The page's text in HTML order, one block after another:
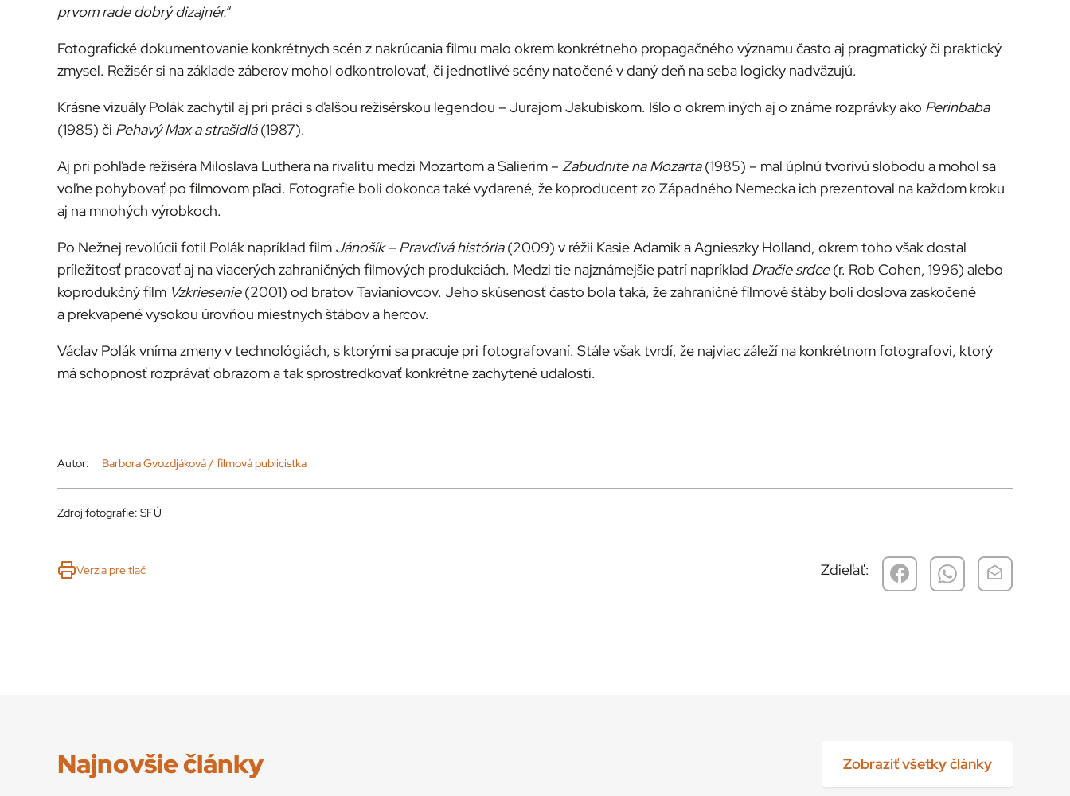
prvom rade dobrý dizajnér.“
Fotografické dokumentovanie konkrétnych scén z nakrúcania filmu malo okrem konkrétneho propagačného významu často aj pragmatický či praktický
zmysel. Režisér si na základe záberov mohol odkontrolovať, či jednotlivé scény natočené v daný deň na seba logicky nadväzujú.
Krásne vizuály Polák zachytil aj pri práci s ďalšou režisérskou legendou – Jurajom Jakubiskom. Išlo o okrem iných aj o známe rozprávky ako Perinbaba
(1985) či Pehavý Max a strašidlá(1987).
Aj pri pohľade režiséra Miloslava Luthera na rivalitu medzi Mozartom a Salierim – Zabudnite na Mozarta(1985) – mal úplnú tvorivú slobodu a mohol sa
voľne pohybovať po filmovom pľaci. Fotografie boli dokonca také vydarené, že koproducent zo Západného Nemecka ich prezentoval na každom kroku
aj na mnohých výrobkoch.
Po Nežnej revolúcii fotil Polák napríklad film Jánošík – Pravdivá história(2009) v réžii Kasie Adamik a Agnieszky Holland, okrem toho však dostal
príležitosť pracovať aj na viacerých zahraničných filmových produkciách. Medzi tie najznámejšie patrí napríklad Dračie srdce(r. Rob Cohen, 1996) alebo
koprodukčný film Vzkriesenie(2001) od bratov Tavianiovcov. Jeho skúsenosť často bola taká, že zahraničné filmové štáby boli doslova zaskočené
a prekvapené vysokou úrovňou miestnych štábov a hercov.
Václav Polák vníma zmeny v technológiách, s ktorými sa pracuje pri fotografovaní. Stále však tvrdí, že najviac záleží na konkrétnom fotografovi, ktorý
má schopnosť rozprávať obrazom a tak sprostredkovať konkrétne zachytené udalosti.
Autor: Barbora Gvozdjáková / filmová publicistka
Zdroj fotografie: SFÚ
Verzia pre tlač Zdieľať:
Najnovšie články Zobraziť všetky články